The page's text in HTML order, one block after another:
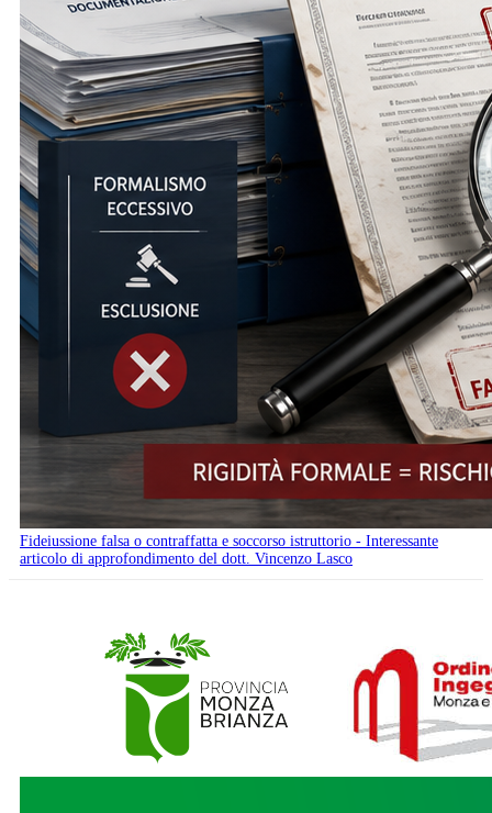
Fideiussione falsa o contraffatta e soccorso istruttorio - Interessante
articolo di approfondimento del dott. Vincenzo Lasco